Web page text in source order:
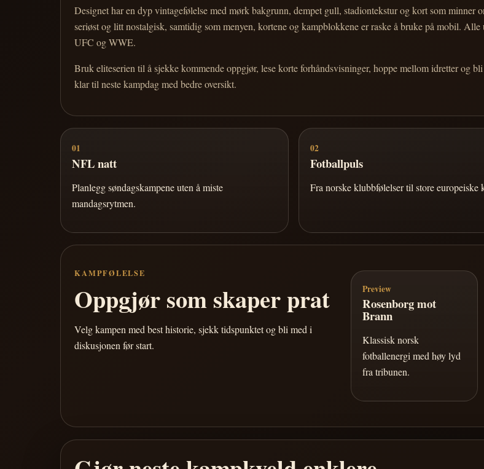
Designet har en dyp vintagefølelse med mørk bakgrunn, dempet gull, stadiontekstur og kort som minner
seriøst og litt nostalgisk, samtidig som menyen, kortene og kampblokkene er raske å bruke på mobil.
UFC og WWE.
Bruk eliteserien til å sjekke kommende oppgjør, lese korte forhåndsvisninger, hoppe mellom idretter og
klar til neste kampdag med bedre oversikt.
01
NFL natt
Planlegg søndagskampene uten å miste
mandagsrytmen.
02
Fotballpuls
Fra norske klubbfølelser til store europeiske
KAMPFØLELSE
Oppgjør som skaper prat
Velg kampen med best historie, sjekk tidspunktet og bli med i
diskusjonen før start.
Preview
Rosenborg mot
Brann
Klassisk norsk
fotballenergi med høy lyd
fra tribunen.